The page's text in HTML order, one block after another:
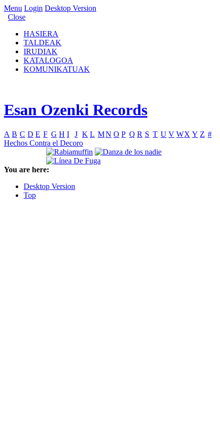
Menu Login Desktop Version
Close
HASIERA
TALDEAK
IRUDIAK
KATALOGOA
KOMUNIKATUAK
Esan Ozenki Records
A B C D E F G H I J K L MN O P Q R S T U V WX Y Z #
Hechos Contra el Decoro
You are here:
Desktop Version
Top